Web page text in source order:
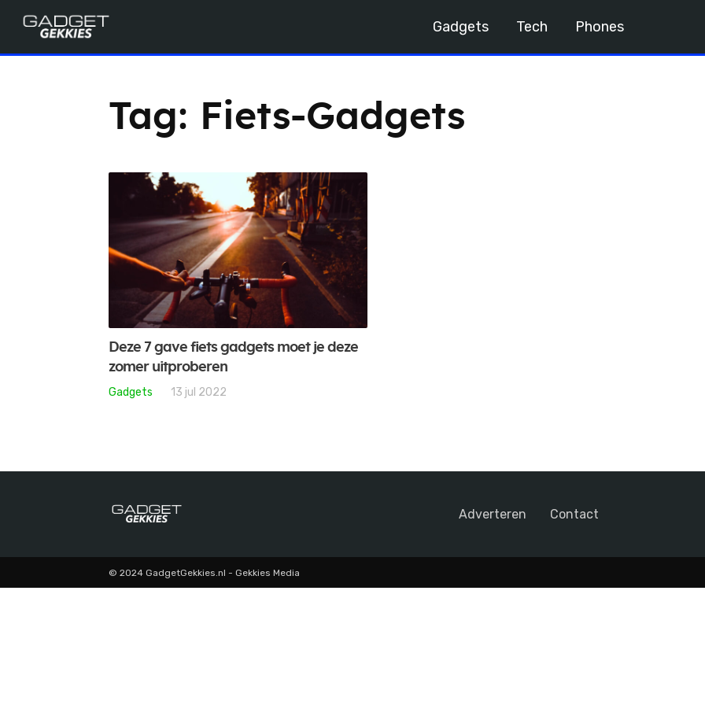
Gadgets Tech Phones
Tag: Fiets-Gadgets
Deze 7 gave fiets gadgets moet je deze
zomer uitproberen
Gadgets 13 jul 2022
Adverteren Contact
© 2024 GadgetGekkies.nl - Gekkies Media